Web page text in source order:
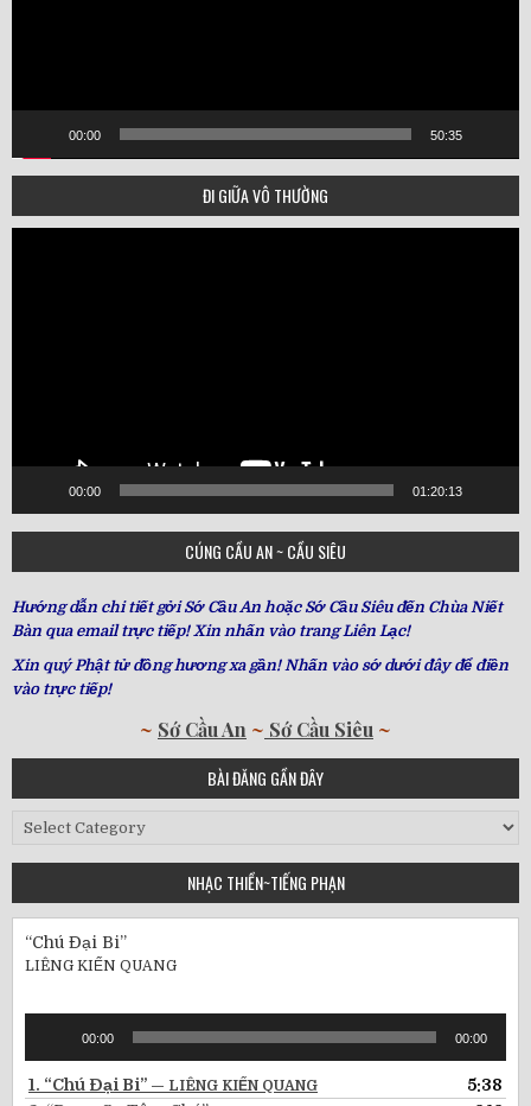
00:00 50:35
ĐI GIỮA VÔ THƯỜNG
00:00 01:20:13
CÚNG CẦU AN ~ CẦU SIÊU
Hướng dẫn chi tiết gởi Sớ Cầu An hoặc Sớ Cầu Siêu đến Chùa Niết
Bàn qua email trực tiếp! Xin nhấn vào trang Liên Lạc!
Xin quý Phật tử đồng hương xa gần! Nhấn vào sớ dưới đây để điền
vào trực tiếp!
~ Sớ Cầu An ~ Sớ Cầu Siêu ~
BÀI ĐĂNG GẦN ĐÂY
Bài
Gần
NHẠC THIỀN~TIẾNG PHẠN
“Chú Đại Bi”
LIÊNG KIẾN QUANG
00:00 00:00
1. “Chú Đại Bi” — LIÊNG KIẾN QUANG
5:38